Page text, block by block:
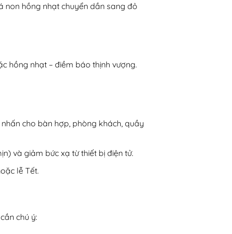
non hồng nhạt chuyển dần sang đỏ
hồng nhạt – điềm báo thịnh vượng.
cho bàn hợp, phòng khách, quầy
và giảm bức xạ từ thiết bị điện tử.
lễ Tết.
chú ý: